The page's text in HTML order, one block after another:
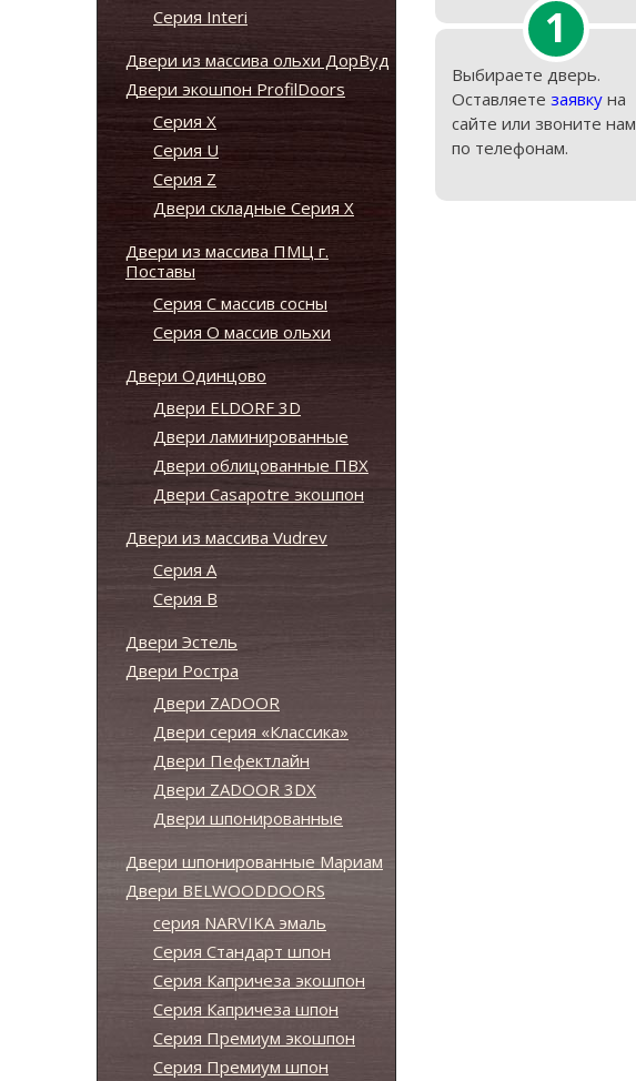
Серия Interi
Двери из массива ольхи ДорВуд
Двери экошпон ProfilDoors
Серия X
Серия U
Серия Z
Двери складные Серия Х
Двери из массива ПМЦ г.
Поставы
Серия С массив сосны
Серия О массив ольхи
Двери Одинцово
Двери ELDORF 3D
Двери ламинированные
Двери облицованные ПВХ
Двери Casapotre экошпон
Двери из массива Vudrev
Серия А
Серия B
Двери Эстель
Двери Ростра
Двери ZADOOR
Двери серия «Классика»
Двери Пефектлайн
Двери ZADOOR 3DX
Двери шпонированные
Двери шпонированные Мариам
Двери BELWOODDOORS
серия NARVIKA эмаль
Серия Стандарт шпон
Серия Капричеза экошпон
Серия Капричеза шпон
Серия Премиум экошпон
Серия Премиум шпон
1
Выбираете дверь.
Оставляете заявку на
сайте или звоните нам
по телефонам.